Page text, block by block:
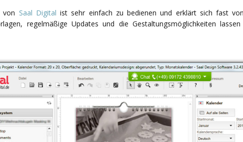
von Saal Digital ist sehr einfach zu bedienen und erklärt sich fast
regelmäßige Updates und die Gestaltungsmöglichkeiten